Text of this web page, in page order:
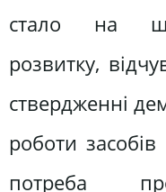
стало на
розвитку,
ствердженні
роботи
потреба